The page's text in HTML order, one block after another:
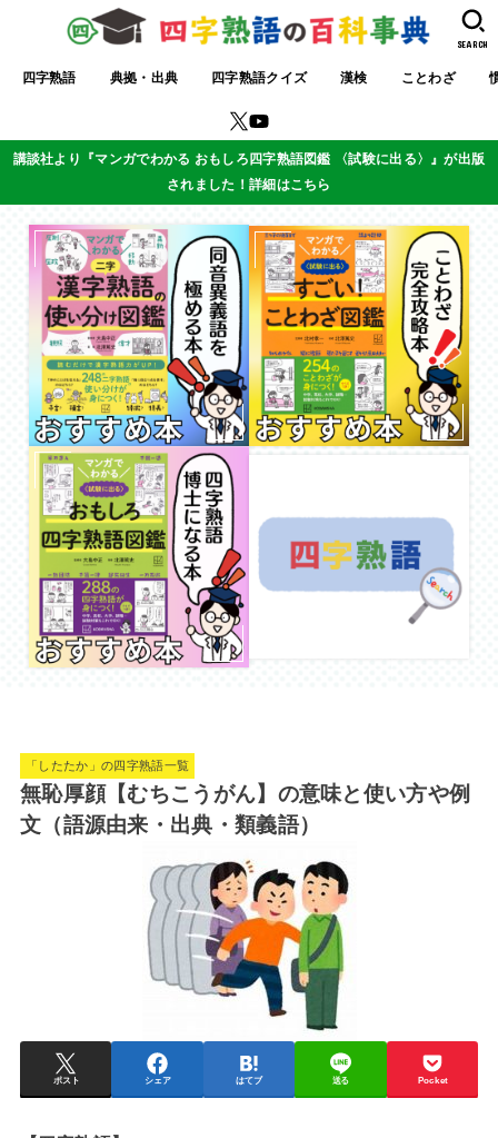
四字熟語 典拠・出典 四字熟語クイズ 漢検 ことわざ
SEARCH
講談社より『マンガでわかる おもしろ四字熟語図鑑 〈試験に出る〉』が出版
されました！詳細はこちら
「したたか」の四字熟語一覧
無恥厚顔【むちこうがん】の意味と使い方や例
文（語源由来・出典・類義語）
ポスト シェア はてブ 送る Pocket